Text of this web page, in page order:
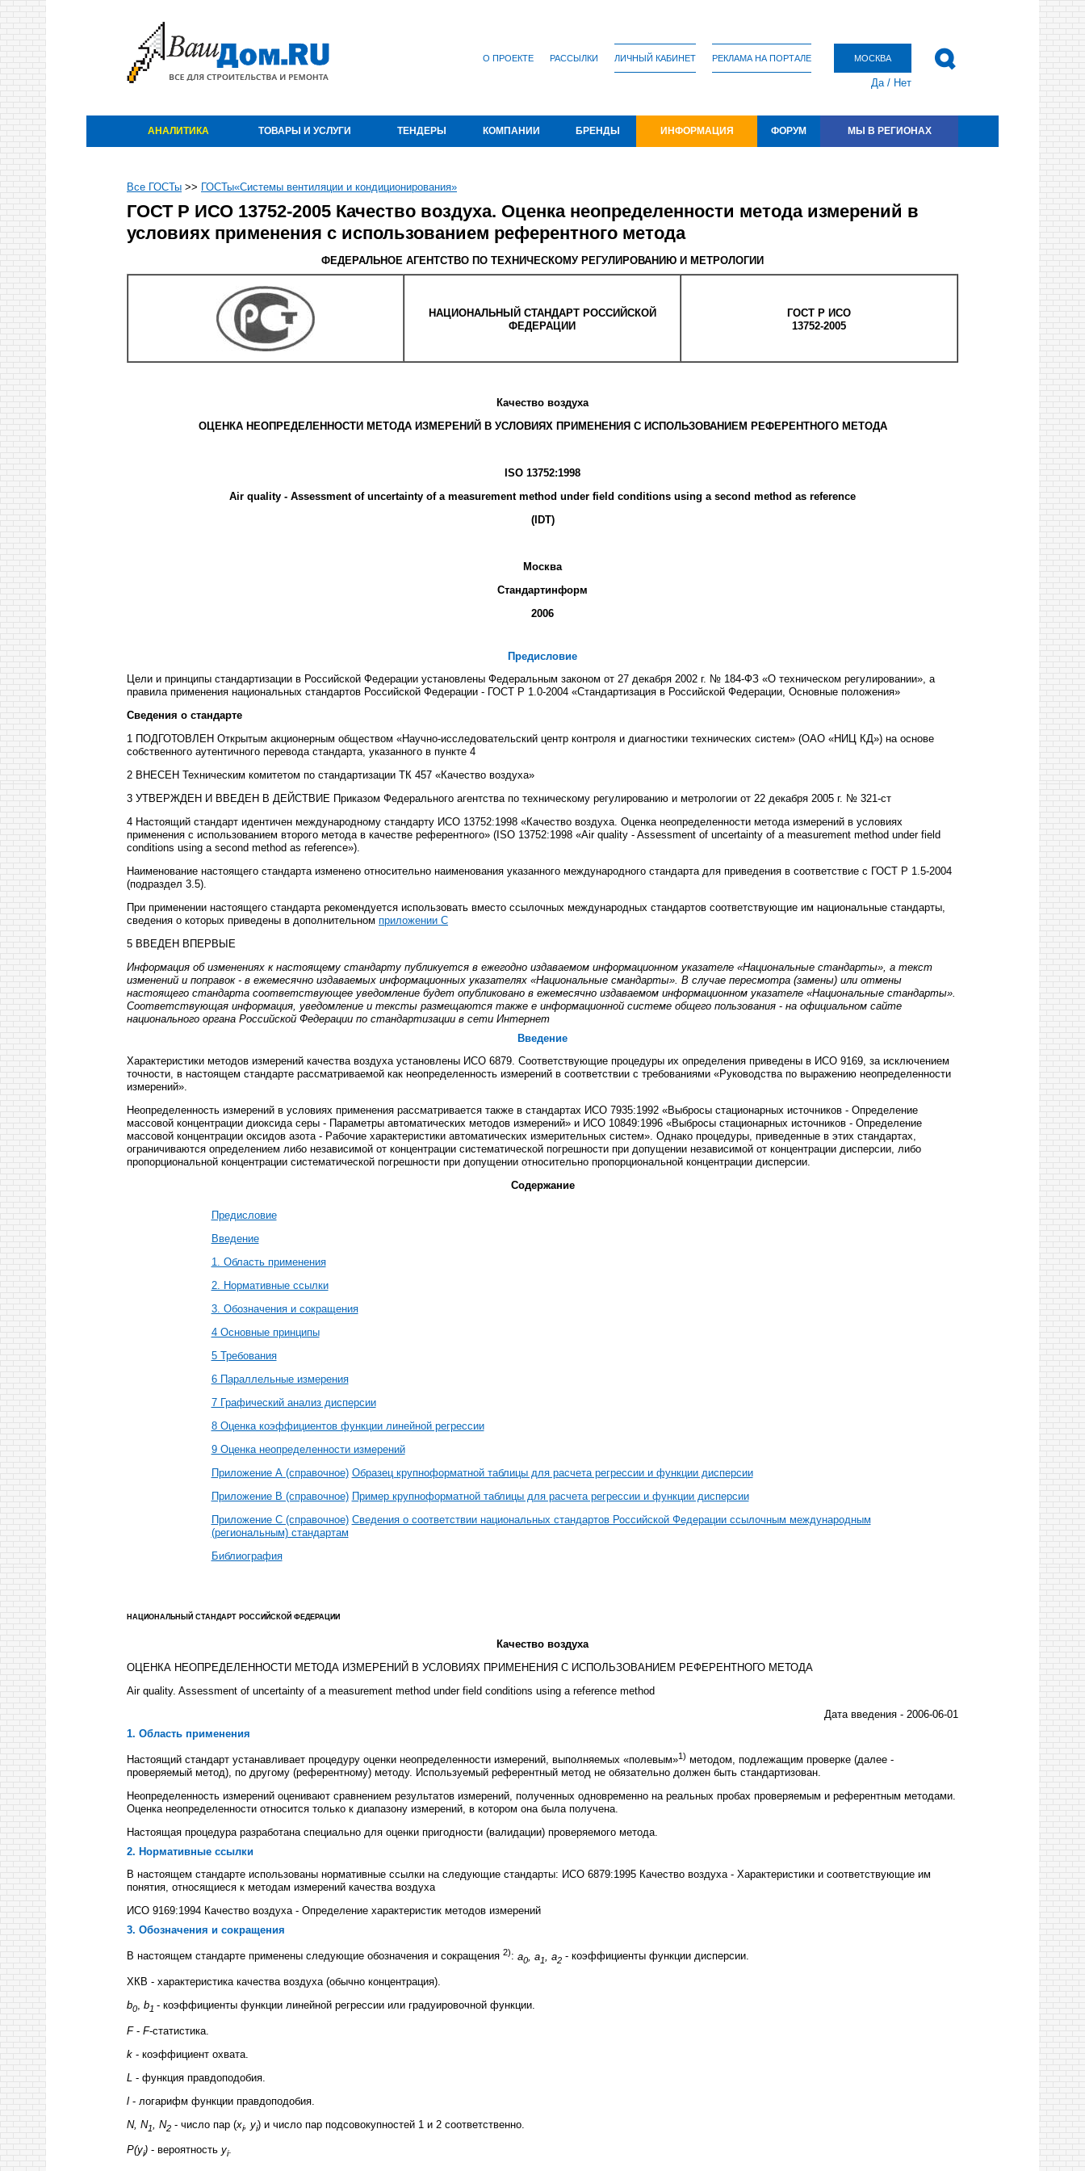
О ПРОЕКТЕ РАССЫЛКИ ЛИЧНЫЙ КАБИНЕТ РЕКЛАМА НА ПОРТАЛЕ МОСКВА
Да/ Нет
АНАЛИТИКА ТОВАРЫ И УСЛУГИ ТЕНДЕРЫ КОМПАНИИ БРЕНДЫ ИНФОРМАЦИЯ ФОРУМ МЫ В РЕГИОНАХ
Все ГОСТы >> ГОСТы«Системы вентиляции и кондиционирования»
ГОСТ Р ИСО 13752-2005 Качество воздуха. Оценка неопределенности метода измерений в
условиях применения с использованием референтного метода
ФЕДЕРАЛЬНОЕ АГЕНТСТВО ПО ТЕХНИЧЕСКОМУ РЕГУЛИРОВАНИЮ И МЕТРОЛОГИИ
НАЦИОНАЛЬНЫЙ СТАНДАРТРОССИЙСКОЙ
ФЕДЕРАЦИИ
ГОСТ Р ИСО
13752-2005
Качество воздуха
ОЦЕНКА НЕОПРЕДЕЛЕННОСТИ МЕТОДА ИЗМЕРЕНИЙ В УСЛОВИЯХ ПРИМЕНЕНИЯ С ИСПОЛЬЗОВАНИЕМ РЕФЕРЕНТНОГО МЕТОДА
ISO 13752:1998
Air quality - Assessment of uncertainty of a measurement method under field conditions using a second method as reference
(IDT)
Москва
Стандартинформ
2006
Предисловие
Цели и принципы стандартизации в Российской Федерации установлены Федеральным законом от 27 декабря 2002 г. № 184-ФЗ «О техническом регулировании», а
правила применения национальных стандартов Российской Федерации - ГОСТ Р 1.0-2004 «Стандартизация в Российской Федерации, Основные положения»
Сведения о стандарте
1 ПОДГОТОВЛЕН Открытым акционерным обществом «Научно-исследовательский центр контроля и диагностики технических систем» (ОАО «НИЦ КД») на основе
собственного аутентичного перевода стандарта, указанного в пункте 4
2 ВНЕСЕН Техническим комитетом по стандартизации ТК 457 «Качество воздуха»
3 УТВЕРЖДЕН И ВВЕДЕН В ДЕЙСТВИЕ Приказом Федерального агентства по техническому регулированию и метрологии от 22 декабря 2005 г. № 321-ст
4 Настоящий стандарт идентичен международному стандарту ИСО 13752:1998 «Качество воздуха. Оценка неопределенности метода измерений в условиях
применения с использованием второго метода в качестве референтного» ( ISO 13752:1998 «Air quality - Assessment of uncertainty of a measurement method under field
conditions using a second method as reference»).
Наименование настоящего стандарта изменено относительно наименования указанного международного стандарта для приведения в соответствие с ГОСТ Р 1.5-2004
(подраздел 3.5).
При применении настоящего стандарта рекомендуется использовать вместо ссылочных международных стандартов соответствующие им национальные стандарты,
сведения о которых приведены в дополнительном приложении С
5 ВВЕДЕН ВПЕРВЫЕ
Информация об изменениях к настоящему стандарту публикуется в ежегодно издаваемом информационном указателе «Национальные стандарты», а текст
изменений и поправок - в ежемесячно издаваемых информационных указателях «Национальные смандарты». В случае пересмотра (замены) или отмены
настоящего стандарта соответствующее уведомление будет опубликовано в ежемесячно издаваемом информационном указателе «Национальные стандарты».
Соответствующая информация, уведомление и тексты размещаются также е информационной системе общего пользования - на официальном сайте
национального органа Российской Федерации по стандартизации в сети Интернет
Введение
Характеристики методов измерений качества воздуха установлены ИСО 6879. Соответствующие процедуры их определения приведены в ИСО 9169, за исключением
точности, в настоящем стандарте рассматриваемой как неопределенность измерений в соответствии с требованиями «Руководства по выражению неопределенности
измерений».
Неопределенность измерений в условиях применения рассматривается также в стандартах ИСО 7935:1992 «Выбросы стационарных источников - Определение
массовой концентрации диоксида серы - Параметры автоматических методов измерений» и ИСО 10849:1996 «Выбросы стационарных источников - Определение
массовой концентрации оксидов азота - Рабочие характеристики автоматических измерительных систем». Однако процедуры, приведенные в этих стандартах,
ограничиваются определением либо независимой от концентрации систематической погрешности при допущении независимой от концентрации дисперсии, либо
пропорциональной концентрации систематической погрешности при допущении относительно пропорциональной концентрации дисперсии.
Содержание
Предисловие
Введение
1. Область применения
2. Нормативные ссылки
3. Обозначения и сокращения
4 Основные принципы
5 Требования
6 Параллельные измерения
7 Графический анализ дисперсии
8 Оценка коэффициентов функции линейной регрессии
9 Оценка неопределенности измерений
Приложение А (справочное) Образец крупноформатной таблицы для расчета регрессии и функции дисперсии
Приложение В (справочное) Пример крупноформатной таблицы для расчета регрессии и функции дисперсии
Приложение С (справочное) Сведения о соответствии национальных стандартов Российской Федерации ссылочным международным
(региональным) стандартам
Библиография
НАЦИОНАЛЬНЫЙ СТАНДАРТ РОССИЙСКОЙ ФЕДЕРАЦИИ
Качество воздуха
ОЦЕНКА НЕОПРЕДЕЛЕННОСТИ МЕТОДА ИЗМЕРЕНИЙ В УСЛОВИЯХ ПРИМЕНЕНИЯ С ИСПОЛЬЗОВАНИЕМ РЕФЕРЕНТНОГО МЕТОДА
Air quality. Assessment of uncertainty of a measurement method under field conditions using a reference method
Дата введения - 2006-06-01
1. Область применения
Настоящий стандарт устанавливает процедуру оценки неопределенности измерений, выполняемых «полевым»1) методом, подлежащим проверке (далее -
проверяемый метод), по другому (референтному) методу. Используемый референтный метод не обязательно должен быть стандартизован.
Неопределенность измерений оценивают сравнением результатов измерений, полученных одновременно на реальных пробах проверяемым и референтным методами.
Оценка неопределенности относится только к диапазону измерений, в котором она была получена.
Настоящая процедура разработана специально для оценки пригодности (валидации) проверяемого метода.
2. Нормативные ссылки
В настоящем стандарте использованы нормативные ссылки на следующие стандарты: ИСО 6879:1995 Качество воздуха - Характеристики и соответствующие им
понятия, относящиеся к методам измерений качества воздуха
ИСО 9169:1994 Качество воздуха - Определение характеристик методов измерений
3. Обозначения и сокращения
В настоящем стандарте применены следующие обозначения и сокращения 2): а0 , а1 , а2 - коэффициенты функции дисперсии.
ХКВ - характеристика качества воздуха (обычно концентрация).
b0, b1 - коэффициенты функции линейной регрессии или градуировочной функции.
F- F-статистика.
k - коэффициент охвата.
L - функция правдоподобия.
l - логарифм функции правдоподобия.
N, N1 , N2 - число пар (xi, yi) и число пар подсовокупностей 1 и 2 соответственно.
Р(уi) - вероятность уi.